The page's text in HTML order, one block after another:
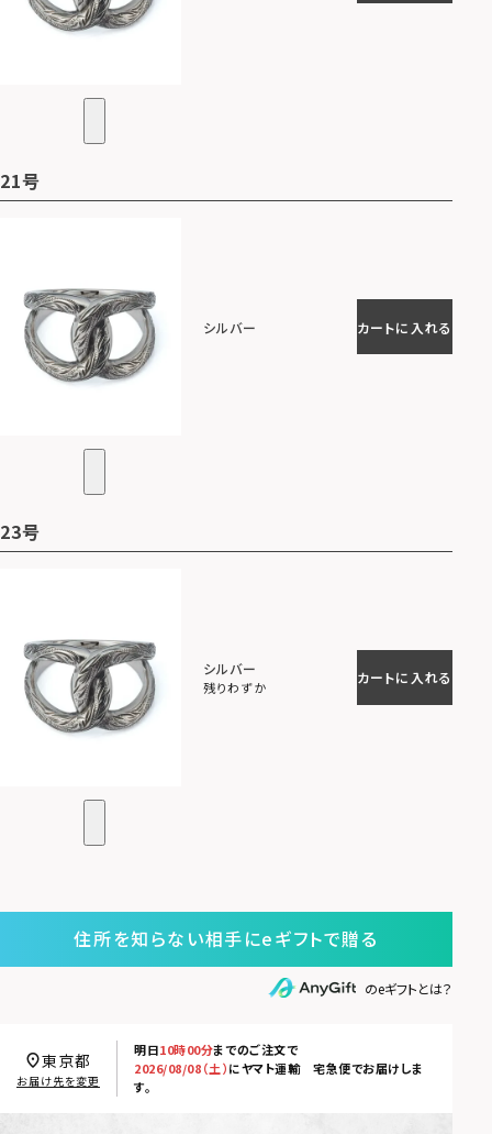
21号
シルバー カートに入れる
23号
シルバー
残りわずか
カートに入れる
住所を知らない相手にeギフトで贈る
のeギフトとは？
明日10時00分までのご注文で
2026/08/08（土）にヤマト運輸 宅急便でお届けしま
す。
東京都
お届け先を変更